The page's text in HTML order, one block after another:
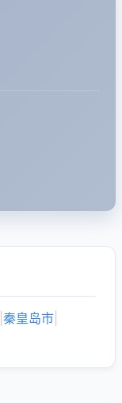
秦皇岛市